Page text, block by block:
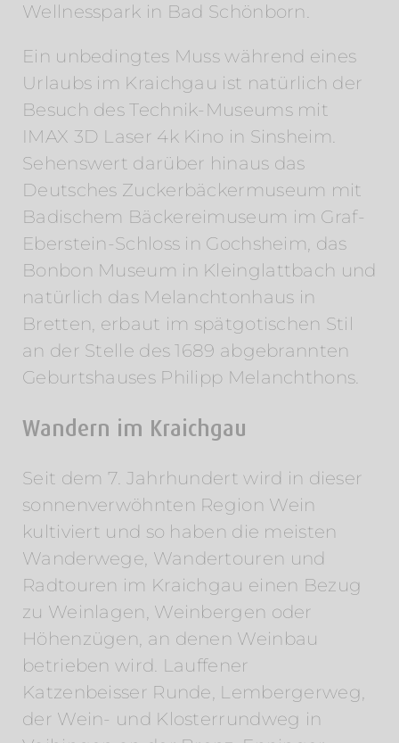
Wellnesspark in Bad Schönborn.
Ein unbedingtes Muss während eines
Urlaubs im Kraichgau ist natürlich der
Besuch des Technik-Museums mit
IMAX 3D Laser 4k Kino in Sinsheim.
Sehenswert darüber hinaus das
Deutsches Zuckerbäckermuseum mit
Badischem Bäckereimuseum im Graf-
Eberstein-Schloss in Gochsheim, das
Bonbon Museum in Kleinglattbach und
natürlich das Melanchtonhaus in
Bretten, erbaut im spätgotischen Stil
an der Stelle des 1689 abgebrannten
Geburtshauses Philipp Melanchthons.
Wandern im Kraichgau
Seit dem 7. Jahrhundert wird in dieser
sonnenverwöhnten Region Wein
kultiviert und so haben die meisten
Wanderwege, Wandertouren und
Radtouren im Kraichgau einen Bezug
zu Weinlagen, Weinbergen oder
Höhenzügen, an denen Weinbau
betrieben wird. Lauffener
Katzenbeisser Runde, Lembergerweg,
der Wein- und Klosterrundweg in